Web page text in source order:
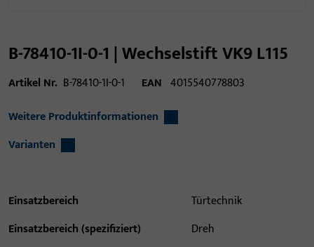
B-78410-1I-0-1 | Wechselstift VK9 L115
Artikel Nr. B-78410-1I-0-1 EAN 4015540778803
Weitere Produktinformationen
Varianten
Einsatzbereich
Türtechnik
Einsatzbereich (spezifiziert)
Dreh